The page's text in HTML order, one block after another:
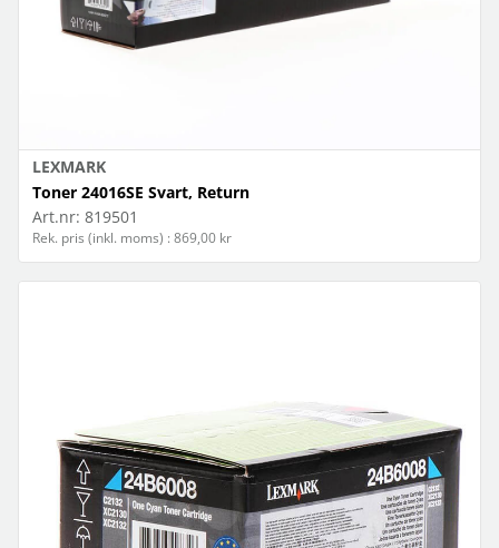
LEXMARK
Toner 24016SE Svart, Return
Art.nr: 819501
Rek. pris (inkl. moms) : 869,00 kr